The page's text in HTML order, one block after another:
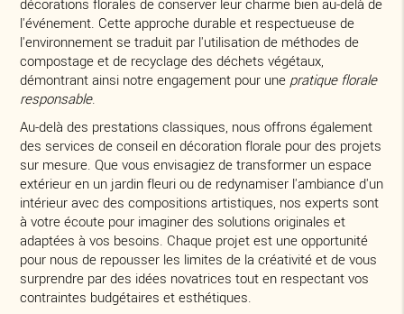
l'événement. Cette approche durable et respectueuse de
l'environnement se traduit par l'utilisation de méthodes de
compostage et de recyclage des déchets végétaux,
démontrant ainsi notre engagement pour une pratique florale
responsable.
Au-delà des prestations classiques, nous offrons également
des services de conseil en décoration florale pour des projets
sur mesure. Que vous envisagiez de transformer un espace
extérieur en un jardin fleuri ou de redynamiser l'ambiance d'un
intérieur avec des compositions artistiques, nos experts sont
à votre écoute pour imaginer des solutions originales et
adaptées à vos besoins. Chaque projet est une opportunité
pour nous de repousser les limites de la créativité et de vous
surprendre par des idées novatrices tout en respectant vos
contraintes budgétaires et esthétiques.